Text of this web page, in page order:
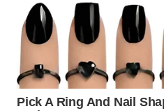
Wahana
Media
Group
WAHANA
NEWS